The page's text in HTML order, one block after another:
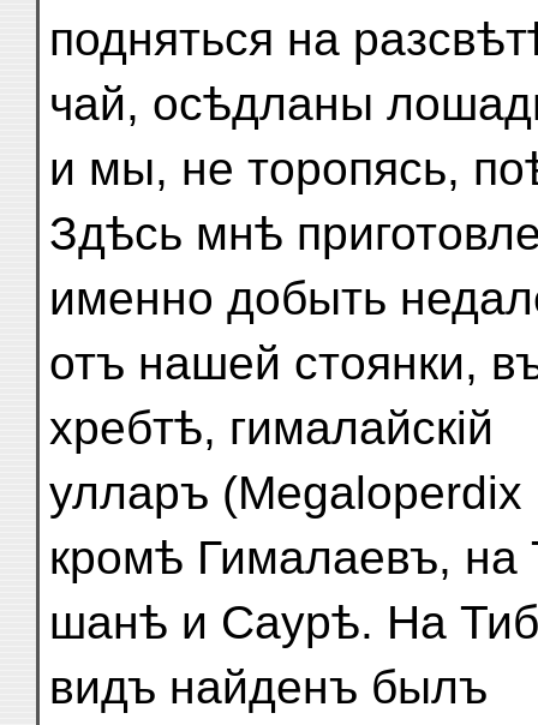
подняться на
чай, осѣдланы
и мы, не торопясь,
Здѣсь мнѣ
именно добыть
отъ нашей стоянки,
хребтѣ, гималайскій
улларъ
кромѣ Гималаевъ, на
шанѣ и Саурѣ. На
видъ найденъ былъ